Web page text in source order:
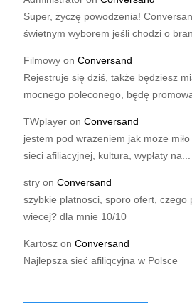
Super, życzę powodzenia!
świetnym wyborem jeśli chodzi o
Filmowy on Conversand
Rejestruje się dziś, także będziesz
mocnego poleconego, będę
TWplayer on Conversand
jestem pod wrazeniem jak moze
sieci afiliacyjnej, kultura, wypłaty na...
stry on Conversand
szybkie platnosci, sporo ofert, czego
wiecej? dla mnie 10/10
Kartosz on Conversand
Najlepsza sieć afiliqcyjna w Polsce